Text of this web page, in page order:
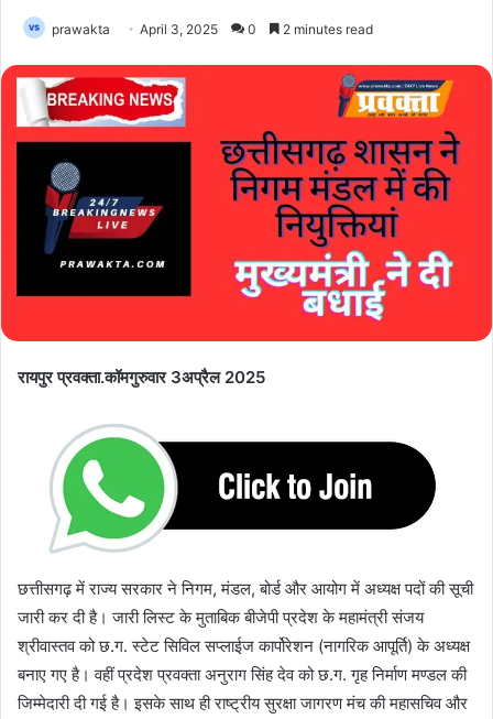
prawakta April 3, 2025 0 2 minutes read
रायपुर प्रवक्ता.कॉमगुरुवार 3अप्रैल 2025
छत्तीसगढ़ में राज्य सरकार ने निगम, मंडल, बोर्ड और आयोग में अध्यक्ष पदों की सूची
जारी कर दी है। जारी लिस्ट के मुताबिक बीजेपी प्रदेश के महामंत्री संजय
श्रीवास्तव को छ.ग. स्टेट सिविल सप्लाईज कार्पोरेशन (नागरिक आपूर्ति) के अध्यक्ष
बनाए गए है। वहीं प्रदेश प्रवक्ता अनुराग सिंह देव को छ.ग. गृह निर्माण मण्डल की
जिम्मेदारी दी गई है। इसके साथ ही राष्ट्रीय सुरक्षा जागरण मंच की महासचिव और